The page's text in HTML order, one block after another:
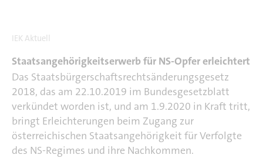
IEK Aktuell
Staatsangehörigkeitserwerb für NS-Opfer erleichtert
Das Staatsbürgerschaftsrechtsänderungsgesetz
2018, das am 22.10.2019 im Bundesgesetzblatt
verkündet worden ist, und am 1.9.2020 in Kraft tritt,
bringt Erleichterungen beim Zugang zur
österreichischen Staatsangehörigkeit für Verfolgte
des NS-Regimes und ihre Nachkommen.